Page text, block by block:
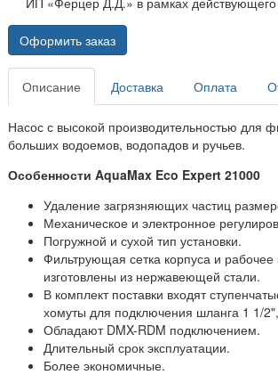
Оформить заказ
Описание Доставка Оплата
Насос с высокой производительностью для
больших водоемов, водопадов и ручьев.
Особенности AquaMax Eco Expert 21000
Удаление загрязняющих частиц
Механическое и электронное
Погружной и сухой тип установки.
Фильтрующая сетка корпуса и рабочее
изготовлены из нержавеющей стали.
В комплект поставки входят
хомуты для подключения шланга 1 1/
Обладают DMX-RDM подключением.
Длительный срок эксплуатации.
Более экономичные.